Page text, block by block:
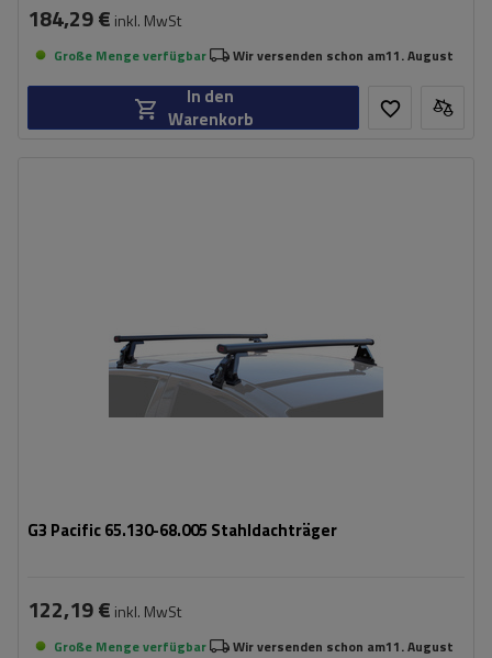
184,29 € inkl. MwSt
Große Menge verfügbar Wir versenden schon am11. August
In den
Warenkorb
G3 Pacific 65.130-68.005 Stahldachträger
122,19 € inkl. MwSt
Große Menge verfügbar Wir versenden schon am11. August